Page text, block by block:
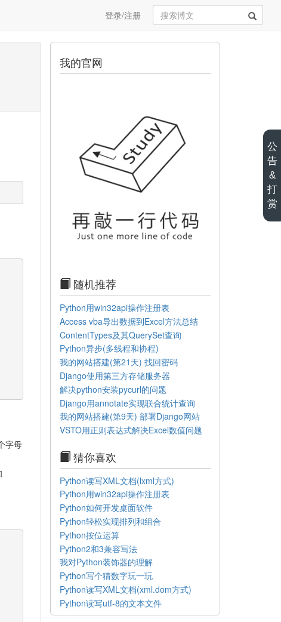
登录/注册
字母
我的官网
随机推荐
Python用win32api操作注册表
Access vba导出数据到Excel方法总结
ContentTypes及其QuerySet查询
Python异步(多线程和协程)
我的网站搭建(第21天) 找回密码
Django使用第三方存储服务器
解决python安装pycurl的问题
Django用annotate实现联合统计查询
我的网站搭建(第9天) 部署Django网站
VSTO用正则表达式解决Excel数值问题
猜你喜欢
Python读写XML文档(lxml方式)
Python用win32api操作注册表
Python如何开发桌面软件
Python轻松实现排列和组合
Python按位运算
Python2和3兼容写法
我对Python装饰器的理解
Python写个猜数字玩一玩
Python读写XML文档(xml.dom方式)
Python读写utf-8的文本文件
公
告
&
打
赏